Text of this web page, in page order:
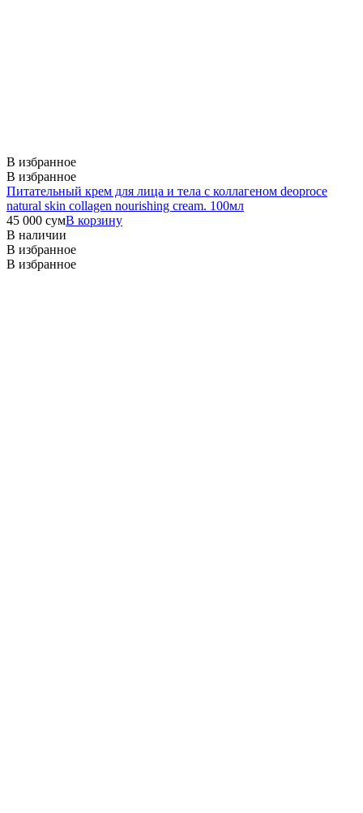
В избранное
В избранное
Питательный крем для лица и тела с коллагеном deoproce
natural skin collagen nourishing cream. 100мл
45 000 сумВ корзину
В наличии
В избранное
В избранное